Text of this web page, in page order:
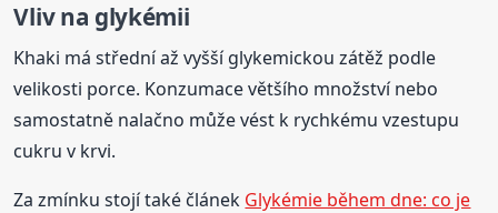
Vliv na glykémii
Khaki má střední až vyšší glykemickou zátěž podle
velikosti porce. Konzumace většího množství nebo
samostatně nalačno může vést k rychkému vzestupu
cukru v krvi.
Za zmínku stojí také článek Glykémie během dne: co je